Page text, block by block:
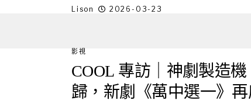
Lison 2026-03-23
影視
COOL 專訪｜神劇製造
歸，新劇《萬中選一》